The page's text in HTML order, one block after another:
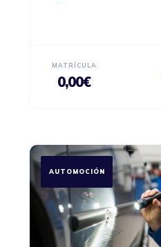
MATRÍCULA
0,00€
AUTOMOCIÓN